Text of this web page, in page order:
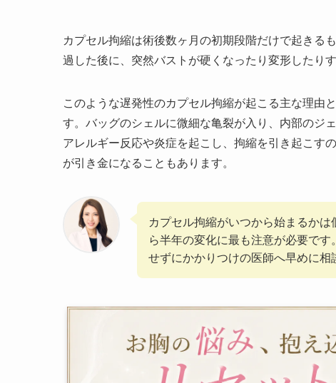
カプセル拘縮は術後数ヶ月の初期段階だけで起きる
過した後に、突然バストが硬くなったり変形したり
このような遅発性のカプセル拘縮が起こる主な理由
す。バッグのシェルに微細な亀裂が入り、内部のジ
アレルギー反応や炎症を起こし、拘縮を引き起こす
が引き金になることもあります。
カプセル拘縮がいつから始まるか
ら半年の変化に最も注意が必要で
せずにかかりつけの医師へ早めに相